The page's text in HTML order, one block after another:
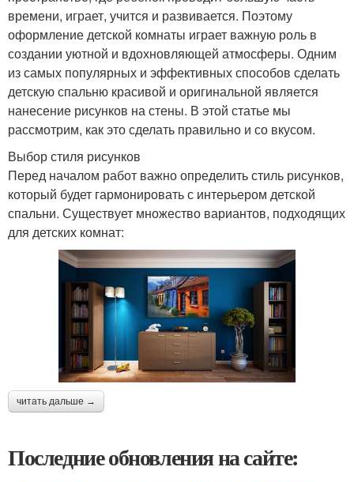
времени, играет, учится и развивается. Поэтому
оформление детской комнаты играет важную роль в
создании уютной и вдохновляющей атмосферы. Одним
из самых популярных и эффективных способов сделать
детскую спальню красивой и оригинальной является
нанесение рисунков на стены. В этой статье мы
рассмотрим, как это сделать правильно и со вкусом.
Выбор стиля рисунков
Перед началом работ важно определить стиль рисунков,
который будет гармонировать с интерьером детской
спальни. Существует множество вариантов, подходящих
для детских комнат:
читать дальше →
Последние обновления на сайте: